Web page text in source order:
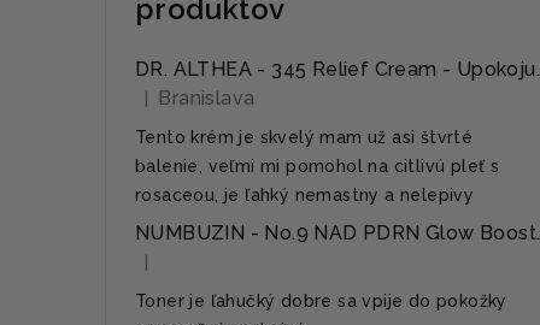
produktov
DR. ALTHEA - 345
Hodnotenie produktu je 5 z 5 hviezdičiek.
Branislava
Tento krém je skvelý mam už asi štvrté
balenie, veľmi mi pomohol na citlivú pleť s
rosaceou, je ľahký nemastny a nelepivy
NUMBUZIN - No.9 NAD PDRN
Hodnotenie produktu je 5 z 5 hviezdičiek.
Toner je ľahučký dobre sa vpije do pokožky